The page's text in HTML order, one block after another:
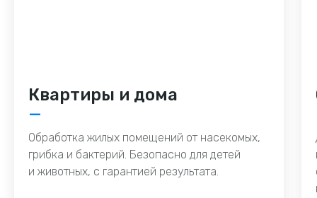
Квартиры и дома
—
Обработка жилых помещений от насекомых,
грибка и бактерий. Безопасно для детей
и животных, с гарантией результата.